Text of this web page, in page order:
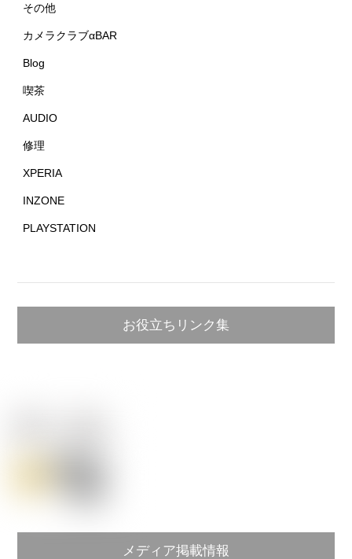
その他
カメラクラブαBAR
Blog
喫茶
AUDIO
修理
XPERIA
INZONE
PLAYSTATION
お役立ちリンク集
メディア掲載情報